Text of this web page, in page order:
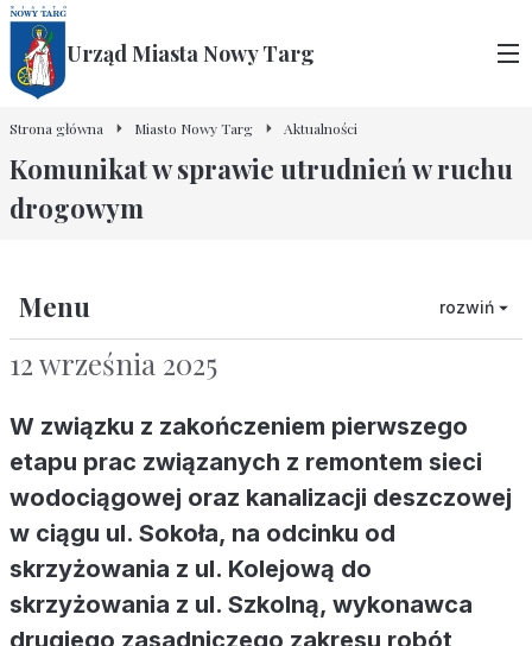
Urząd Miasta Nowy Targ
Strona główna Miasto Nowy Targ Aktualności
Komunikat w sprawie utrudnień w ruchu
drogowym
Menu rozwiń
12 września 2025
W związku z zakończeniem pierwszego
etapu prac związanych z remontem sieci
wodociągowej oraz kanalizacji deszczowej
w ciągu ul. Sokoła, na odcinku od
skrzyżowania z ul. Kolejową do
skrzyżowania z ul. Szkolną, wykonawca
drugiego zasadniczego zakresu robót